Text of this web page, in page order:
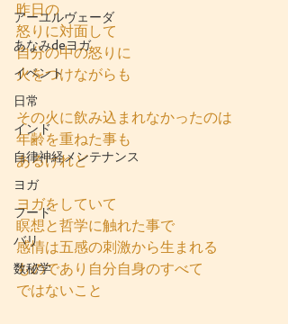
アーユルヴェーダ
あなみdeヨガ
イベント
日常
インド
自律神経メンテナンス
ヨガ
フード
バリ
数秘学
昨日の
怒りに対面して
自分の中の怒りに
火をつけながらも
その火に飲み込まれなかったのは
年齢を重ねた事も
あるけれど
ヨガをしていて
瞑想と哲学に触れた事で
感情は五感の刺激から生まれる
ものであり自分自身のすべて
ではないこと